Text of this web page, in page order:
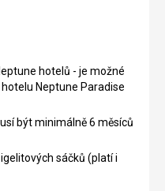
hotelů - je možné
Neptune Paradise
být minimálně 6 měsíců
sáčků (platí i